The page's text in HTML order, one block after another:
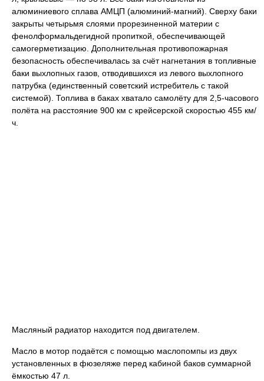
алюминиевого сплава АМЦП (алюминий-магний). Сверху баки
закрыты четырьмя слоями прорезиненной материи с
фенолформальдегидной пропиткой, обеспечивающей
самогерметизацию. Дополнительная противопожарная
безопасность обеспечивалась за счёт нагнетания в топливные
баки выхлопных газов, отводившихся из левого выхлопного
патрубка (единственный советский истребитель с такой
системой). Топлива в баках хватало самолёту для 2,5-часового
полёта на расстояние 900 км с крейсерской скоростью 455 км/
ч.
Масляный радиатор находится под двигателем.
Масло в мотор подаётся с помощью маслопомпы из двух
установленных в фюзеляже перед кабиной баков суммарной
ёмкостью 47 л.